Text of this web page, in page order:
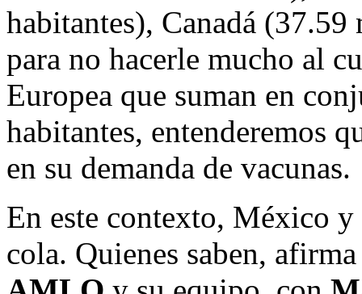
habitantes), Canadá
para no hacerle mucho al
Europea que suman en
habitantes, entenderemos
en su demanda de vacunas.
En este contexto, México
cola. Quienes saben,